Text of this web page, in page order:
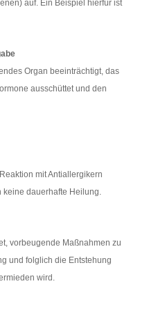
auf. Ein Beispiel hierfür ist
Organ beeinträchtigt, das
ausschüttet und den
mit Antiallergikern
keine dauerhafte Heilung.
vorbeugende Maßnahmen zu
und folglich die Entstehung
wird.